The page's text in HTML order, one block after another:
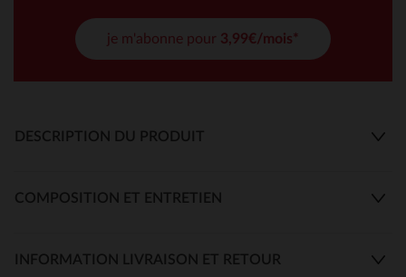
je m'abonne pour 3,99€/mois*
DESCRIPTION DU PRODUIT
COMPOSITION ET ENTRETIEN
INFORMATION LIVRAISON ET RETOUR